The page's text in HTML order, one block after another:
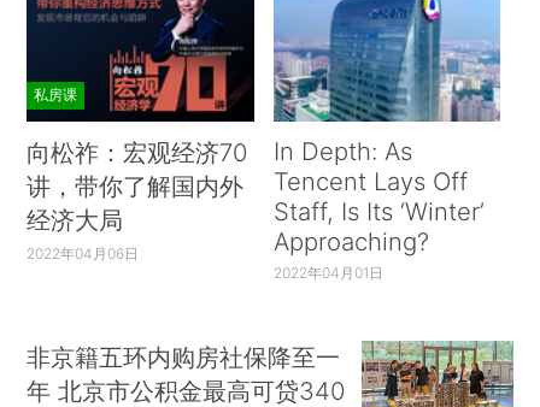
私房课
向松祚：宏观经济70
讲，带你了解国内外
经济大局
2022年04月06日
In Depth: As
Tencent Lays Off
Staff, Is Its ‘Winter’
Approaching?
2022年04月01日
非京籍五环内购房社保降至一
年 北京市公积金最高可贷340